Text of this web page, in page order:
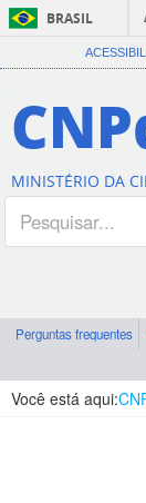
BRASIL
MINISTÉRIO DA
Perguntas frequentes
Você está aqui: